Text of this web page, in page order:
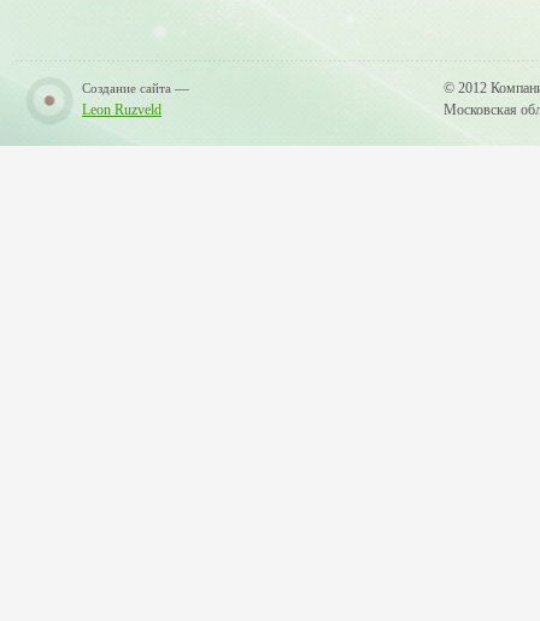
Создание сайта —
Leon Ruzveld
© 2012
Московская